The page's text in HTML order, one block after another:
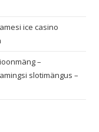
ice casino
–
slotimängus –